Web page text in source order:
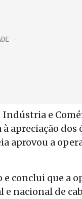
e
apreciação
aprovou a
conclui que a
nacional de